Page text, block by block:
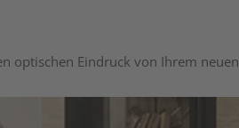
optischen Eindruck von Ihrem neuen